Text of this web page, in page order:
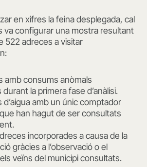
en xifres la feina desplegada, cal
va configurar una mostra resultant
522 adreces a visitar
amb consums anòmals
la primera fase d’anàlisi.
d’aigua amb un únic comptador
han hagut de ser consultats
incorporades a causa de la
gràcies a l’observació o el
veïns del municipi consultats.